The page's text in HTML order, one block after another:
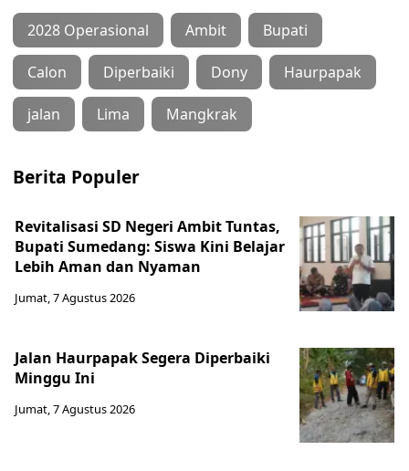
2028 Operasional Ambit Bupati
Calon Diperbaiki Dony Haurpapak
jalan Lima Mangkrak
Berita Populer
Revitalisasi SD Negeri Ambit Tuntas,
Bupati Sumedang: Siswa Kini Belajar
Lebih Aman dan Nyaman
Jumat, 7 Agustus 2026
Jalan Haurpapak Segera Diperbaiki
Minggu Ini
Jumat, 7 Agustus 2026